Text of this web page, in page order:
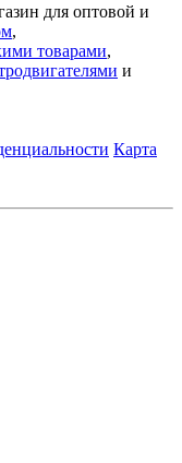
для оптовой и
,
товарами,
и
Карта